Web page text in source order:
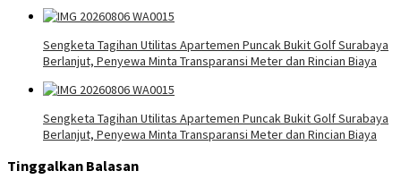
Sengketa Tagihan Utilitas Apartemen Puncak Bukit Golf Surabaya
Berlanjut, Penyewa Minta Transparansi Meter dan Rincian Biaya
Sengketa Tagihan Utilitas Apartemen Puncak Bukit Golf Surabaya
Berlanjut, Penyewa Minta Transparansi Meter dan Rincian Biaya
Tinggalkan Balasan